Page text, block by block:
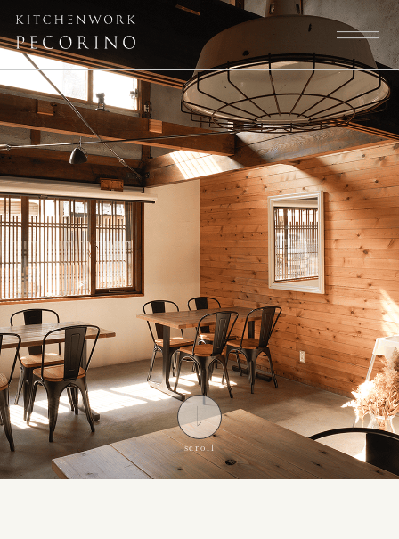
トップページ
大切にしていること
インスピレーション
ウェディング
スタッフ
よくある質問
ブログ
ニュース